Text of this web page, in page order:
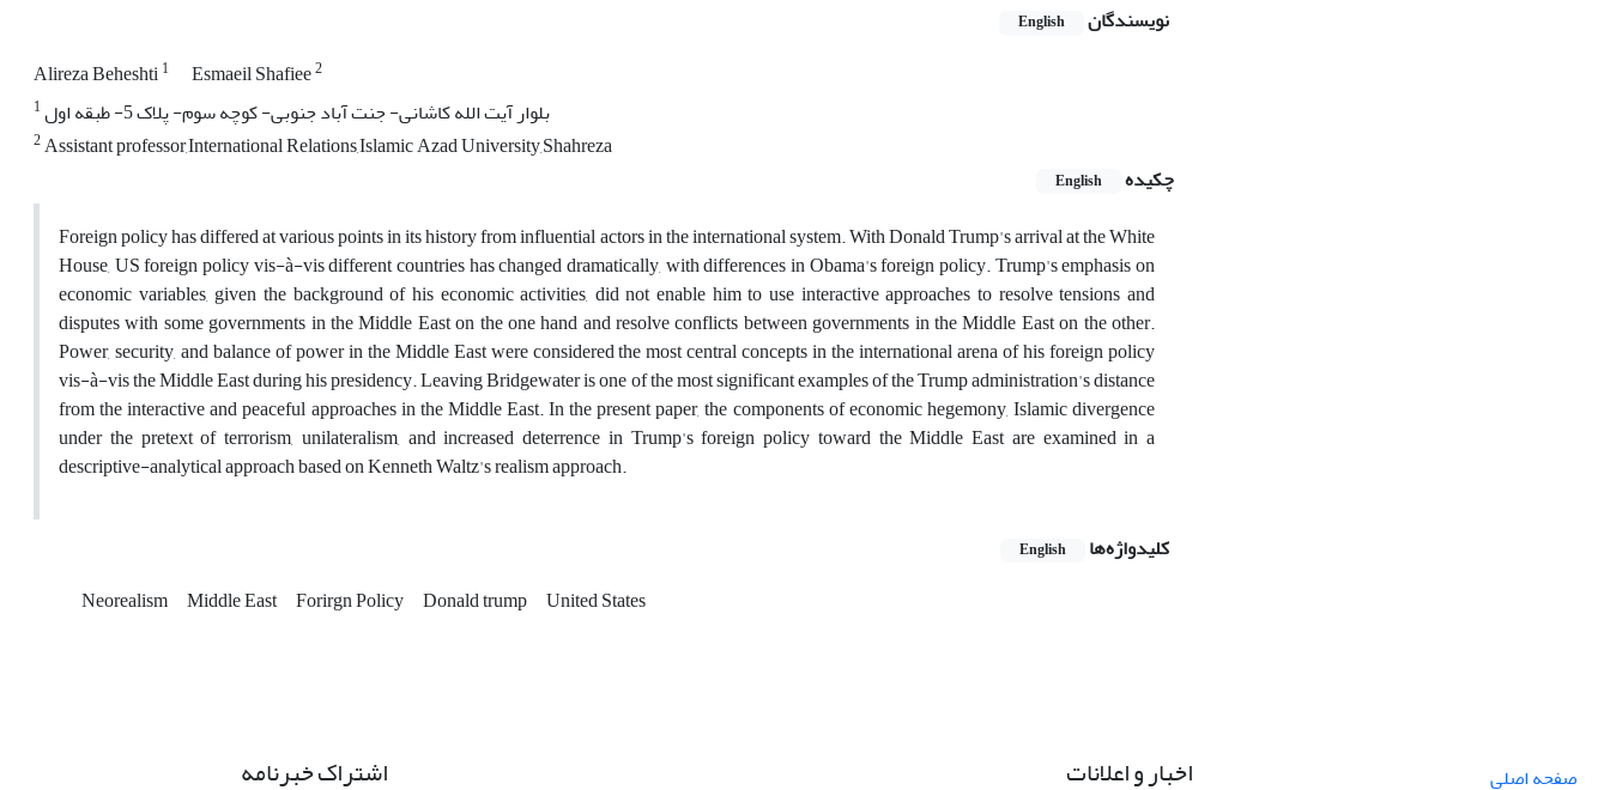
نویسندگان English
Alireza Beheshti1 Esmaeil Shafiee2
1
بلوار آیت الله کاشانی- جنت آباد جنوبی- کوچه سوم- پلاک 5- طبقه اول
2Assistant professor,International Relations,Islamic Azad University,Shahreza
چکیده
English
Foreign policy has differed at various points in its history from influential actors in the international system. With Donald Trump's arrival at the White
House, US foreign policy vis-à-vis different countries has changed dramatically, with differences in Obama's foreign policy. Trump's emphasis on
economic variables, given the background of his economic activities, did not enable him to use interactive approaches to resolve tensions and
disputes with some governments in the Middle East on the one hand and resolve conflicts between governments in the Middle East on the other.
Power, security, and balance of power in the Middle East were considered the most central concepts in the international arena of his foreign policy
vis-à-vis the Middle East during his presidency. Leaving Bridgewater is one of the most significant examples of the Trump administration's distance
from the interactive and peaceful approaches in the Middle East. In the present paper, the components of economic hegemony, Islamic divergence
under the pretext of terrorism, unilateralism, and increased deterrence in Trump's foreign policy toward the Middle East are examined in a
descriptive-analytical approach based on Kenneth Waltz's realism approach.
کلیدواژه‌ها English
Neorealism Middle East Forirgn Policy Donald trump United States
صفحه اصلی اخبار و اعلانات اشتراک خبرنامه